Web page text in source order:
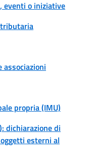
eventi o iniziative
tributaria
associazioni
propria (IMU)
dichiarazione di
esterni al